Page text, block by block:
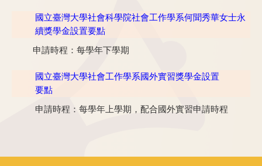
國立臺灣大學社會科學院社會工作學系何聞秀華女士永
續獎學金設置要點
申請時程：每學年下學期
國立臺灣大學社會工作學系國外實習獎學金設置
要點
申請時程：每學年上學期，配合國外實習申請時程